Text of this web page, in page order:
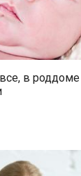
в